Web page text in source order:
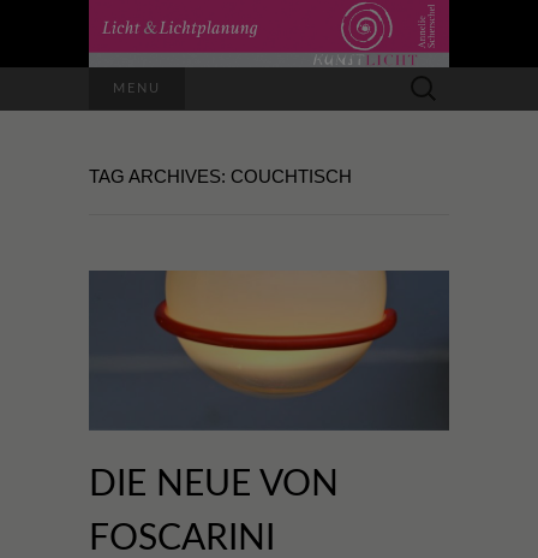
MENU
nach:
TAG ARCHIVES: COUCHTISCH
DIE NEUE VON
FOSCARINI